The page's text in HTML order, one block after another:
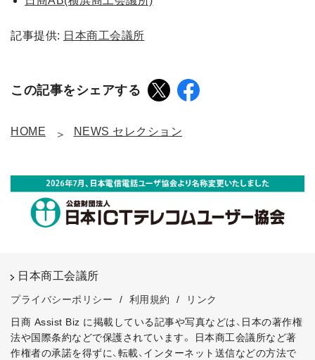
記事提供: 日本商工会議所
この記事をシェアする
HOME NEWS セレクション
日本商工会議所
プライバシーポリシー / 利用規約 /
リンク
日商 Assist Biz に掲載している記事や写真などは、日本の著作権
法や国際条約などで保護されています。
日本商工会議所など著
作権者の承諾を得ずに、転載、インターネット送信などの方法で